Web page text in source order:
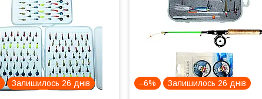
Залишилось 26 днів –6% Залишилось 26 днів